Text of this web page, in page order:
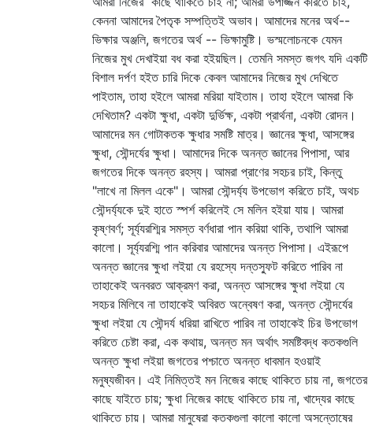
কেননা আমাদের পৈতৃক সম্পত্তিই অভাব। আমাদের মনের অর্থ--
ভিক্ষার অঞ্জলি, জগতের অর্থ -- ভিক্ষামুষ্টি। ভস্মলোচনকে যেমন
নিজের মুখ দেখাইয়া বধ করা হইয়ছিল। তেমনি সমস্ত জগৎ যদি একটি
বিশাল দর্পণ হইত চারি দিকে কেবল আমাদের নিজের মুখ দেখিতে
পাইতাম, তাহা হইলে আমরা মরিয়া যাইতাম। তাহা হইলে আমরা কি
দেখিতাম? একটা ক্ষুধা, একটা দুর্ভিক্ষ, একটা প্রার্থনা, একটা রোদন।
আমাদের মন গোটাকতক ক্ষুধার সমষ্টি মাত্র। জ্ঞানের ক্ষুধা, আসঙ্গের
ক্ষুধা, সৌন্দর্যের ক্ষুধা। আমাদের দিকে অনন্ত জ্ঞানের পিপাসা, আর
জগতের দিকে অনন্ত রহস্য। আমরা প্রাণের সহচর চাই, কিন্তু
"লাখে না মিলল একে"। আমরা সৌন্দর্য্য উপভোগ করিতে চাই, অথচ
সৌন্দর্য্যকে দুই হাতে স্পর্শ করিলেই সে মলিন হইয়া যায়। আমরা
কৃষ্ণবর্ণ; সূর্য্যরশ্মির সমস্ত বর্ণধারা পান করিয়া থাকি, তথাপি আমরা
কালো। সূর্য্যরশ্মি পান করিবার আমাদের অনন্ত পিপাসা। এইরূপে
অনন্ত জ্ঞানের ক্ষুধা লইয়া যে রহস্যে দন্তস্ফুট করিতে পারিব না
তাহাকেই অনবরত আক্রমণ করা, অনন্ত আসঙ্গের ক্ষুধা লইয়া যে
সহচর মিলিবে না তাহাকেই অবিরত অন্বেষণ করা, অনন্ত সৌন্দর্যের
ক্ষুধা লইয়া যে সৌন্দর্য ধরিয়া রাখিতে পারিব না তাহাকেই চির উপভোগ
করিতে চেষ্টা করা, এক কথায়, অনন্ত মন অর্থাৎ সমষ্টিবদ্ধ কতকগুলি
অনন্ত ক্ষুধা লইয়া জগতের পশ্চাতে অনন্ত ধাবমান হওয়াই
মনুষ্যজীবন। এই নিমিত্তই মন নিজের কাছে থাকিতে চায় না, জগতের
কাছে যাইতে চায়; ক্ষুধা নিজের কাছে থাকিতে চায় না, খাদ্যের কাছে
থাকিতে চায়। আমরা মানুষেরা কতকগুলা কালো কালো অসন্তোষের